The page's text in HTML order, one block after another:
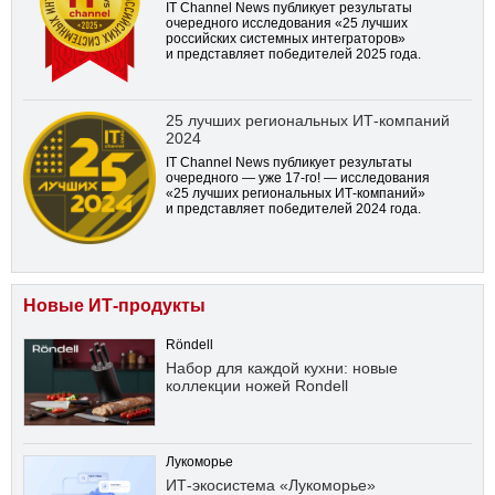
IT Channel News публикует результаты
очередного исследования «25 лучших
российских системных интеграторов»
и представляет победителей 2025 года.
25 лучших региональных ИТ-компаний
2024
IT Channel News публикует результаты
очередного — уже 17-го! — исследования
«25 лучших региональных ИТ-компаний»
и представляет победителей 2024 года.
Новые ИТ-продукты
Röndell
Набор для каждой кухни: новые
коллекции ножей Rondell
Лукоморье
ИТ-экосистема «Лукоморье»